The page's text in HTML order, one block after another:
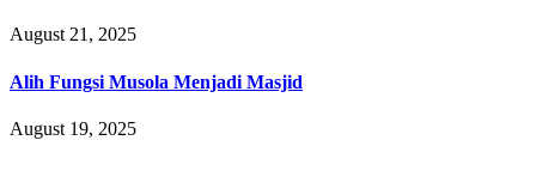
August 21, 2025
Alih Fungsi Musola Menjadi Masjid
August 19, 2025